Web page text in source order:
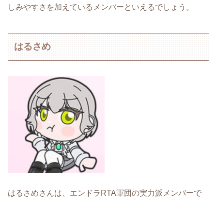
しみやすさを加えているメンバーといえるでしょう。
はるさめ
はるさめさんは、エンドラRTA軍団の実力派メンバーで